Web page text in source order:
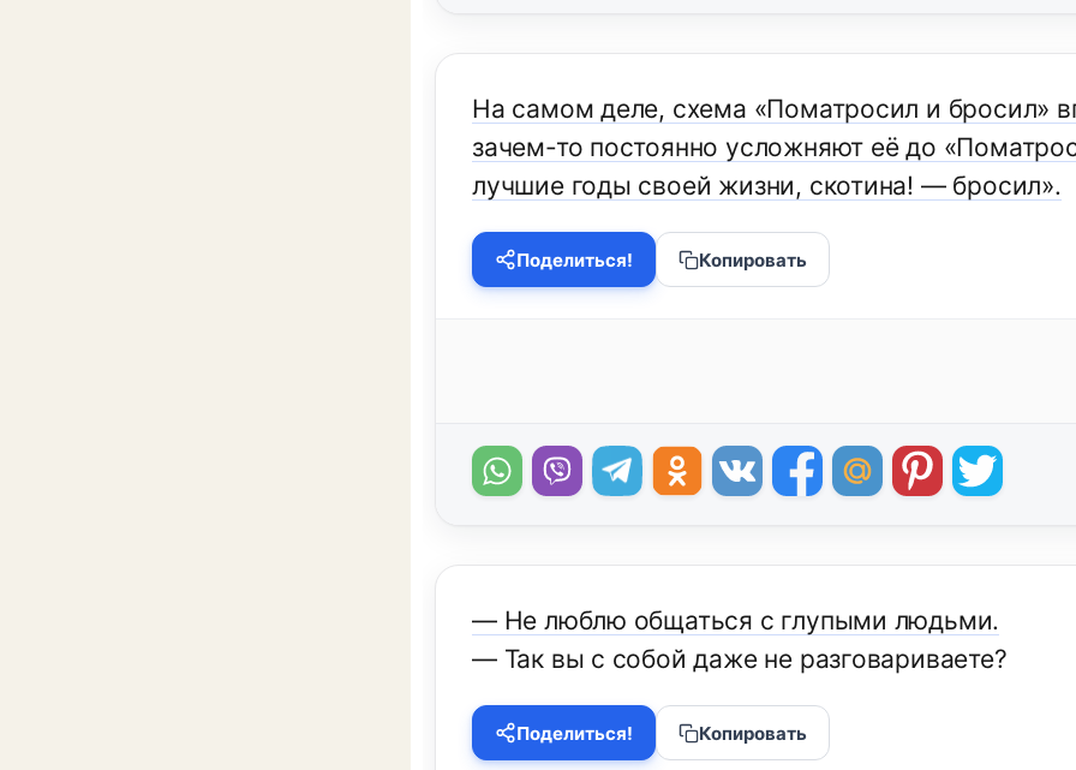
На самом деле, схема «Поматросил и бросил»
зачем-то постоянно усложняют её до
лучшие годы своей жизни, скотина! — бросил».
Поделиться! Копировать
— Не люблю общаться с глупыми людьми.
— Так вы с собой даже не разговариваете?
Поделиться! Копировать